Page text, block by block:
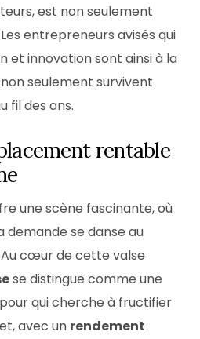
est non seulement
entrepreneurs avisés qui
et innovation sont ainsi à la
seulement survivent
fil des ans.
rentable
une scène fascinante, où
demande se danse au
cœur de cette valse
se distingue comme une
qui cherche à fructifier
avec un rendement